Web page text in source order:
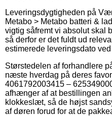
Leveringsdygtigheden på
Metabo > Metabo batteri &
vigtig såfremt vi absolut skal
så derfor er det fuldt ud
estimerede leveringsdato
Størstedelen af forhandlere
næste hverdag på deres
4061792003415 –
afhænger af at bestillingen
klokkeslæt, så de højst
af døren forud for at de